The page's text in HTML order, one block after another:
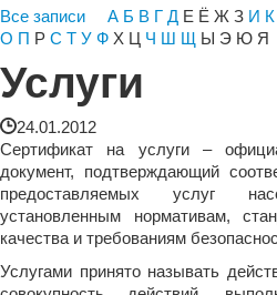
Все записи А Б В Г Д Е Ё Ж З И К
О П Р С Т У Ф Х Ц Ч Ш Щ Ы Э Ю Я
Услуги
24.01.2012
Сертификат на услуги –
документ, подтверждающий
предоставляемых услуг
установленным нормативам,
качества и требованиям
Услугами принято называть